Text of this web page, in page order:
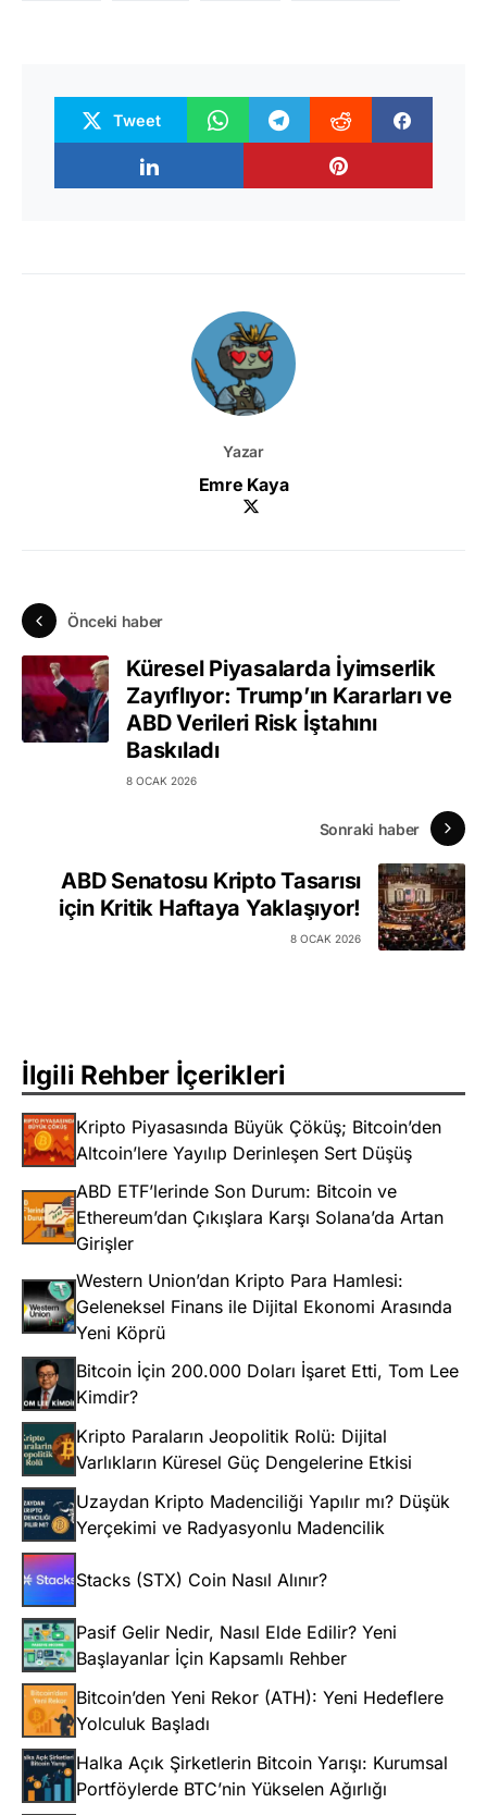
Tweet
Yazar
Emre Kaya
Önceki haber
Küresel Piyasalarda İyimserlik
Zayıflıyor: Trump’ın Kararları ve
ABD Verileri Risk İştahını
Baskıladı
8 OCAK 2026
Sonraki haber
ABD Senatosu Kripto Tasarısı
için Kritik Haftaya Yaklaşıyor!
8 OCAK 2026
İlgili Rehber İçerikleri
Kripto Piyasasında Büyük Çöküş; Bitcoin’den
Altcoin’lere Yayılıp Derinleşen Sert Düşüş
ABD ETF’lerinde Son Durum: Bitcoin ve
Ethereum’dan Çıkışlara Karşı Solana’da Artan
Girişler
Western Union’dan Kripto Para Hamlesi:
Geleneksel Finans ile Dijital Ekonomi Arasında
Yeni Köprü
Bitcoin İçin 200.000 Doları İşaret Etti, Tom Lee
Kimdir?
Kripto Paraların Jeopolitik Rolü: Dijital
Varlıkların Küresel Güç Dengelerine Etkisi
Uzaydan Kripto Madenciliği Yapılır mı? Düşük
Yerçekimi ve Radyasyonlu Madencilik
Stacks (STX) Coin Nasıl Alınır?
Pasif Gelir Nedir, Nasıl Elde Edilir? Yeni
Başlayanlar İçin Kapsamlı Rehber
Bitcoin’den Yeni Rekor (ATH): Yeni Hedeflere
Yolculuk Başladı
Halka Açık Şirketlerin Bitcoin Yarışı: Kurumsal
Portföylerde BTC’nin Yükselen Ağırlığı